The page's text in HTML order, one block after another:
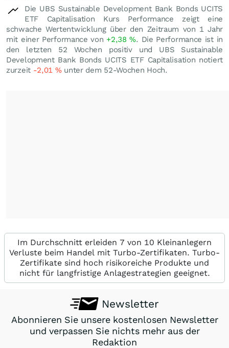
Die UBS Sustainable Development Bank Bonds UCITS
ETF Capitalisation Kurs Performance zeigt eine
schwache Wertentwicklung über den Zeitraum von 1 Jahr
mit einer Performance von +2,38%. Die Performance ist in
den letzten 52 Wochen positiv und UBS Sustainable
Development Bank Bonds UCITS ETF Capitalisation notiert
zurzeit -2,01 %unter dem 52-Wochen Hoch.
Im Durchschnitt erleiden 7 von 10 Kleinanlegern
Verluste beim Handel mit Turbo-Zertifikaten. Turbo-
Zertifikate sind hoch risikoreiche Produkte und
nicht für langfristige Anlagestrategien geeignet.
Newsletter
Abonnieren Sie unsere kostenlosen Newsletter
und verpassen Sie nichts mehr aus der
Redaktion